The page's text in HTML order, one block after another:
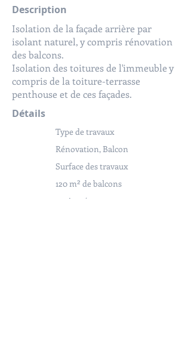
Description
Isolation de la façade arrière par
isolant naturel, y compris rénovation
des balcons.
Isolation des toitures de l'immeuble y
compris de la toiture-terrasse
penthouse et de ces façades.
Détails
Type de travaux
Rénovation, Balcon
Surface des travaux
120 m² de balcons
Année